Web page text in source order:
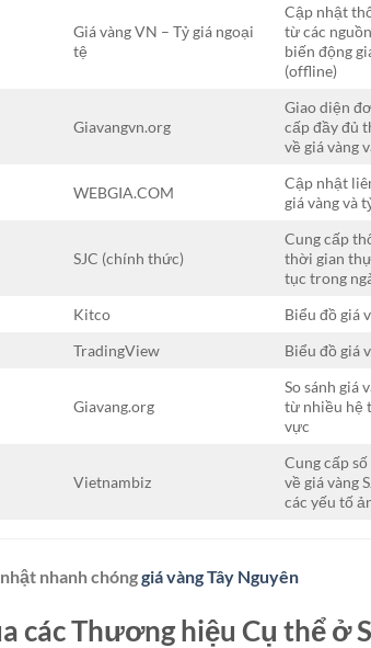
Giá vàng VN – Tỷ giá ngoại
tệ
Cập nhật
từ các
biến động
(offline)
Giavangvn.org
Giao diện
cấp đầy đủ
về giá vàng
WEBGIA.COM
Cập nhật
giá vàng và
SJC (chính thức)
Cung cấp
thời gian
tục trong
Kitco Biểu đồ giá
TradingView Biểu đồ giá
Giavang.org
So sánh giá
từ nhiều hệ
vực
Vietnambiz
Cung cấp
về giá vàng
các yếu tố
nhanh chónggiá vàng Tây Nguyên
các Thương hiệu Cụ thể ở